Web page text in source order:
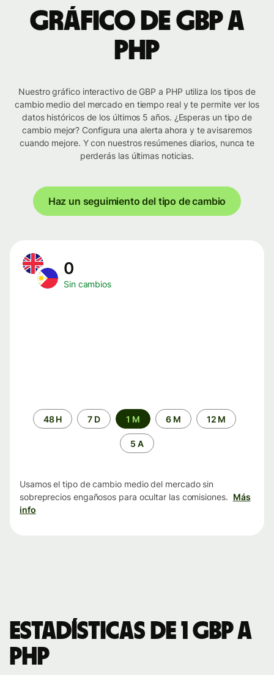
Gráfico de GBP a
PHP
Nuestro gráfico interactivo de GBP a PHP utiliza los tipos de
cambio medio del mercado en tiempo real y te permite ver los
datos históricos de los últimos 5 años. ¿Esperas un tipo de
cambio mejor? Configura una alerta ahora y te avisaremos
cuando mejore. Y con nuestros resúmenes diarios, nunca te
perderás las últimas noticias.
Haz un seguimiento del tipo de cambio
0
Sin cambios
Periodo48 H 7 D 1 M 6 M 12 M
5 A
Usamos el tipo de cambio medio del mercado sin
sobreprecios engañosos para ocultar las comisiones. Más
info
Estadísticas de 1 GBP a
PHP